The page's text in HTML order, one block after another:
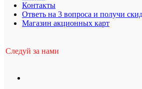
Контакты
Ответь на 3 вопроса и получи
Магазин акционных карт
Следуй за нами